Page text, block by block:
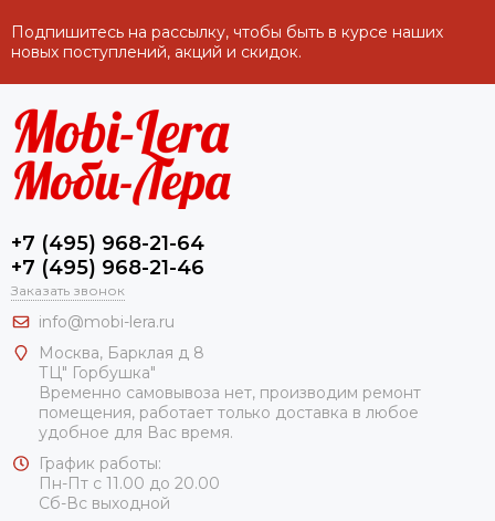
Подпишитесь на рассылку, чтобы быть в курсе наших
новых поступлений, акций и скидок.
+7 (495) 968-21-64
+7 (495) 968-21-46
Заказать звонок
info@mobi-lera.ru
Москва, Барклая д 8
ТЦ" Горбушка"
Временно самовывоза нет, производим ремонт
помещения, работает только доставка в любое
удобное для Вас время.
График работы:
Пн-Пт с 11.00 до 20.00
Сб-Вс выходной